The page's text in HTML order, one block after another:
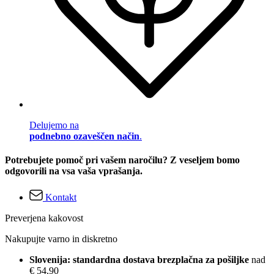
Delujemo na
podnebno ozaveščen način.
Potrebujete pomoč pri vašem naročilu? Z veseljem bomo
odgovorili na vsa vaša vprašanja.
Kontakt
Preverjena kakovost
Nakupujte varno in diskretno
Slovenija: standardna dostava brezplačna za pošiljke nad
€ 54,90